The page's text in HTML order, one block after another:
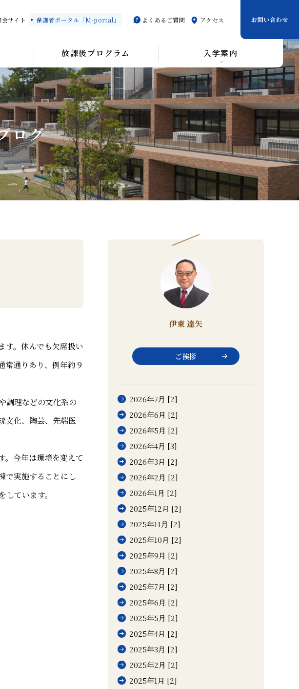
会サイト 保護者ポータル「M-portal」 よくあるご質問 アクセス お問い合わせ
放課後プログラム 入学案内
ログ
す。休んでも欠席扱い
常通りあり、例年約９
調理などの文化系の
文化、陶芸、先端医
。今年は環境を変えて
で実施することにし
ています。
伊東 達矢
ご挨拶
2026年7月 [2]
2026年6月 [2]
2026年5月 [2]
2026年4月 [3]
2026年3月 [2]
2026年2月 [2]
2026年1月 [2]
2025年12月 [2]
2025年11月 [2]
2025年10月 [2]
2025年9月 [2]
2025年8月 [2]
2025年7月 [2]
2025年6月 [2]
2025年5月 [2]
2025年4月 [2]
2025年3月 [2]
2025年2月 [2]
2025年1月 [2]